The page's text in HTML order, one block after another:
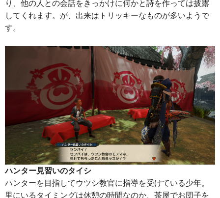
り、他の人との会話をきっかけに何かと詩を作っては披露
してくれます。が、出来はトリッキーなものが多いようで
す。
ハンター見習いのタイシ
ハンターを目指してウツシ教官に指導を受けている少年。
里にいるタイミングは休憩の時間なのか、茶屋でお団子を